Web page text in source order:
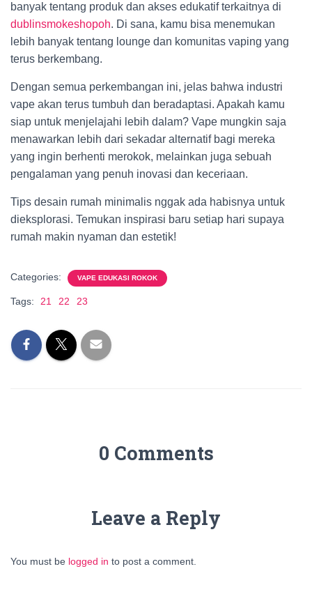
banyak tentang produk dan akses edukatif terkaitnya di
dublinsmokeshopoh. Di sana, kamu bisa menemukan
lebih banyak tentang lounge dan komunitas vaping yang
terus berkembang.
Dengan semua perkembangan ini, jelas bahwa industri
vape akan terus tumbuh dan beradaptasi. Apakah kamu
siap untuk menjelajahi lebih dalam? Vape mungkin saja
menawarkan lebih dari sekadar alternatif bagi mereka
yang ingin berhenti merokok, melainkan juga sebuah
pengalaman yang penuh inovasi dan keceriaan.
Tips desain rumah minimalis nggak ada habisnya untuk
dieksplorasi. Temukan inspirasi baru setiap hari supaya
rumah makin nyaman dan estetik!
Categories: VAPE EDUKASI ROKOK
Tags: 21 22 23
0 Comments
Leave a Reply
You must be logged in to post a comment.